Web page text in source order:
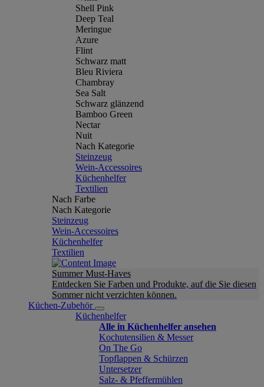
Shell Pink
Deep Teal
Meringue
Azure
Flint
Schwarz matt
Bleu Riviera
Chambray
Sea Salt
Schwarz glänzend
Bamboo Green
Nectar
Nuit
Nach Kategorie
Steinzeug
Wein-Accessoires
Küchenhelfer
Textilien
Nach Farbe
Nach Kategorie
Steinzeug
Wein-Accessoires
Küchenhelfer
Textilien
Summer Must-Haves
Entdecken Sie Farben und Produkte, auf die Sie diesen
Sommer nicht verzichten können.
Küchen-Zubehör
Küchenhelfer
Alle in Küchenhelfer ansehen
Kochutensilien & Messer
On The Go
Topflappen & Schürzen
Untersetzer
Salz- & Pfeffermühlen